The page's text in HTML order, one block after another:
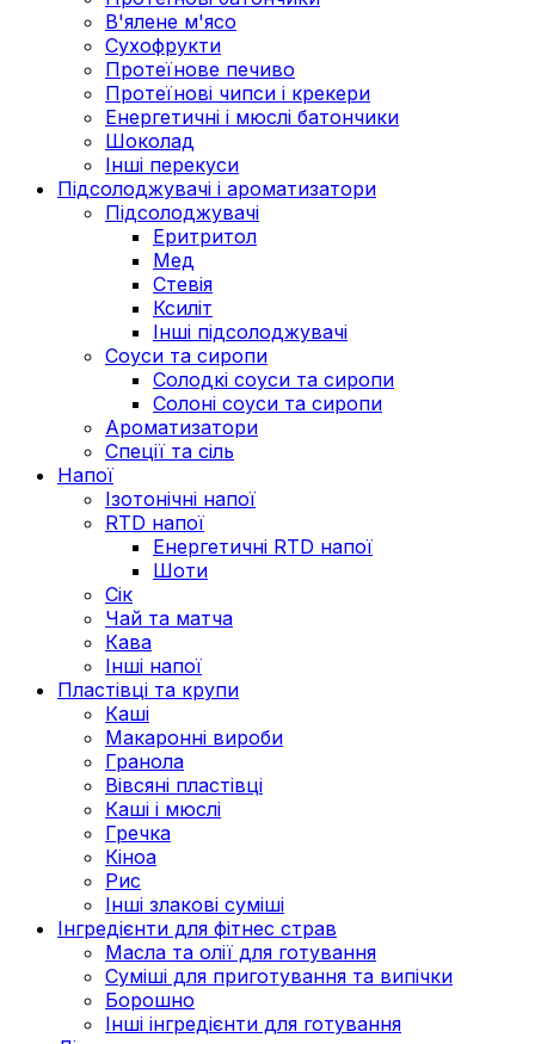
В'ялене м'ясо
Сухофрукти
Протеїнове печиво
Протеїнові чипси і крекери
Енергетичні і мюслі батончики
Шоколад
Інші перекуси
Підсолоджувачі і ароматизатори
Підсолоджувачі
Еритритол
Мед
Стевія
Ксиліт
Інші підсолоджувачі
Соуси та сиропи
Солодкі соуси та сиропи
Солоні соуси та сиропи
Ароматизатори
Спеції та сіль
Напої
Ізотонічні напої
RTD напої
Енергетичні RTD напої
Шоти
Сік
Чай та матча
Кава
Інші напої
Пластівці та крупи
Каші
Макаронні вироби
Гранола
Вівсяні пластівці
Каші і мюслі
Гречка
Кіноа
Рис
Інші злакові суміші
Інгредієнти для фітнес страв
Масла та олії для готування
Суміші для приготування та випічки
Борошно
Інші інгредієнти для готування